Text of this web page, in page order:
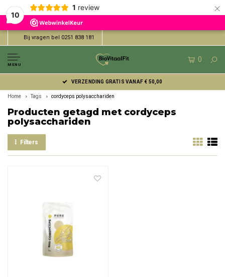
10
1 review ×
Bij vragen bel 0251 838 181
MENU
0
VERZENDING GRATIS VANAF € 50,00
Home Tags cordyceps polysacchariden
Producten getagd met cordyceps
polysacchariden
Filters